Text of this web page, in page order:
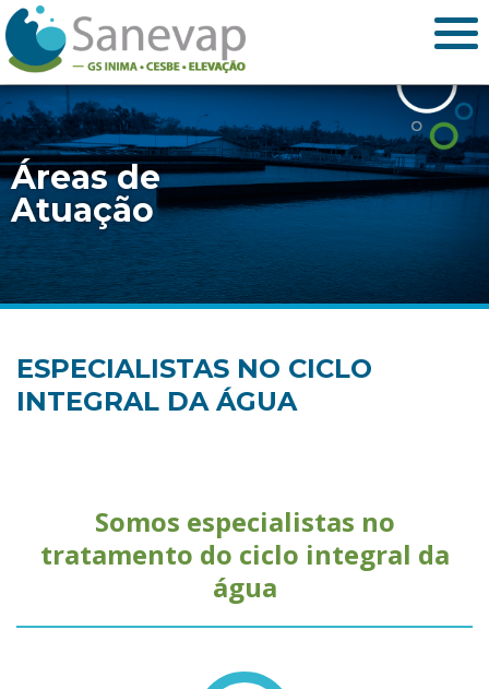
Áreas de
Atuação
ESPECIALISTAS NO CICLO
INTEGRAL DA ÁGUA
Somos especialistas no
tratamento do ciclo integral da
água